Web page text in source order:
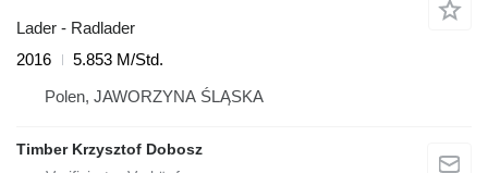
Lader - Radlader
2016
5.853 M/Std.
Polen, JAWORZYNA ŚLĄSKA
Timber Krzysztof Dobosz